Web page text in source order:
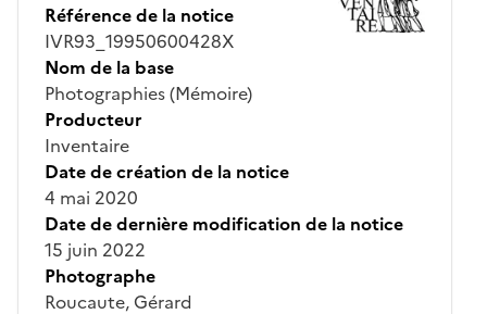
Référence de la notice
IVR93_19950600428X
Nom de la base
Photographies (Mémoire)
Producteur
Inventaire
Date de création de la notice
4 mai 2020
Date de dernière modification de la notice
15 juin 2022
Photographe
Roucaute, Gérard